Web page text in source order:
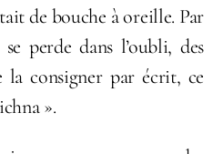
de bouche à oreille. Par
perde dans l’oubli, des
consigner par écrit, ce
».